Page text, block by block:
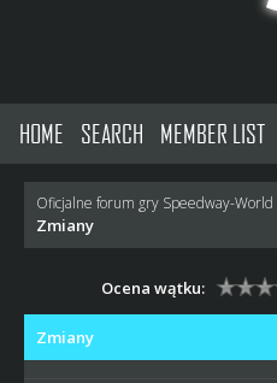
HOME SEARCH MEMBER LIST
Oficjalne forum gry Speedway-World
Zmiany
Ocena wątku:
Zmiany